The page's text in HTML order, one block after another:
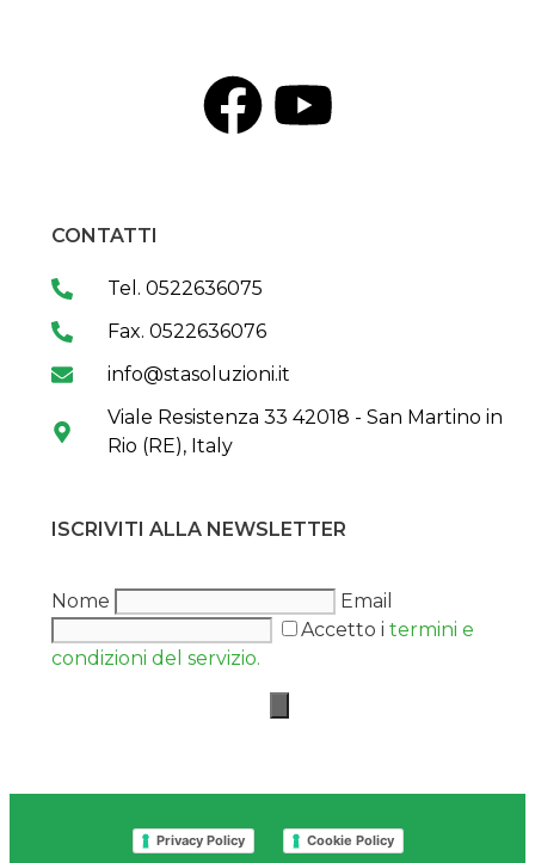
CONTATTI
Tel. 0522636075
Fax. 0522636076
info@stasoluzioni.it
Viale Resistenza 33 42018 - San Martino in
Rio (RE), Italy
ISCRIVITI ALLA NEWSLETTER
Nome
Email
Accetto i termini e
condizioni del servizio.
Privacy Policy Cookie Policy